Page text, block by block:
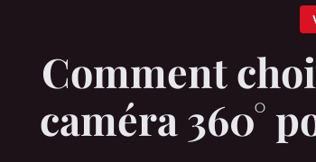
Comment
caméra 360°